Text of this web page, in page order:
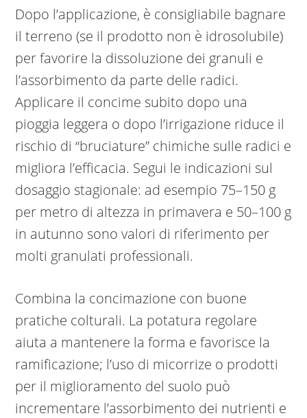
Dopo l’applicazione, è consigliabile bagnare
il terreno (se il prodotto non è idrosolubile)
per favorire la dissoluzione dei granuli e
l’assorbimento da parte delle radici.
Applicare il concime subito dopo una
pioggia leggera o dopo l’irrigazione riduce il
rischio di “bruciature” chimiche sulle radici e
migliora l’efficacia. Segui le indicazioni sul
dosaggio stagionale: ad esempio 75–150 g
per metro di altezza in primavera e 50–100 g
in autunno sono valori di riferimento per
molti granulati professionali.
Combina la concimazione con buone
pratiche colturali. La potatura regolare
aiuta a mantenere la forma e favorisce la
ramificazione; l’uso di micorrize o prodotti
per il miglioramento del suolo può
incrementare l’assorbimento dei nutrienti e